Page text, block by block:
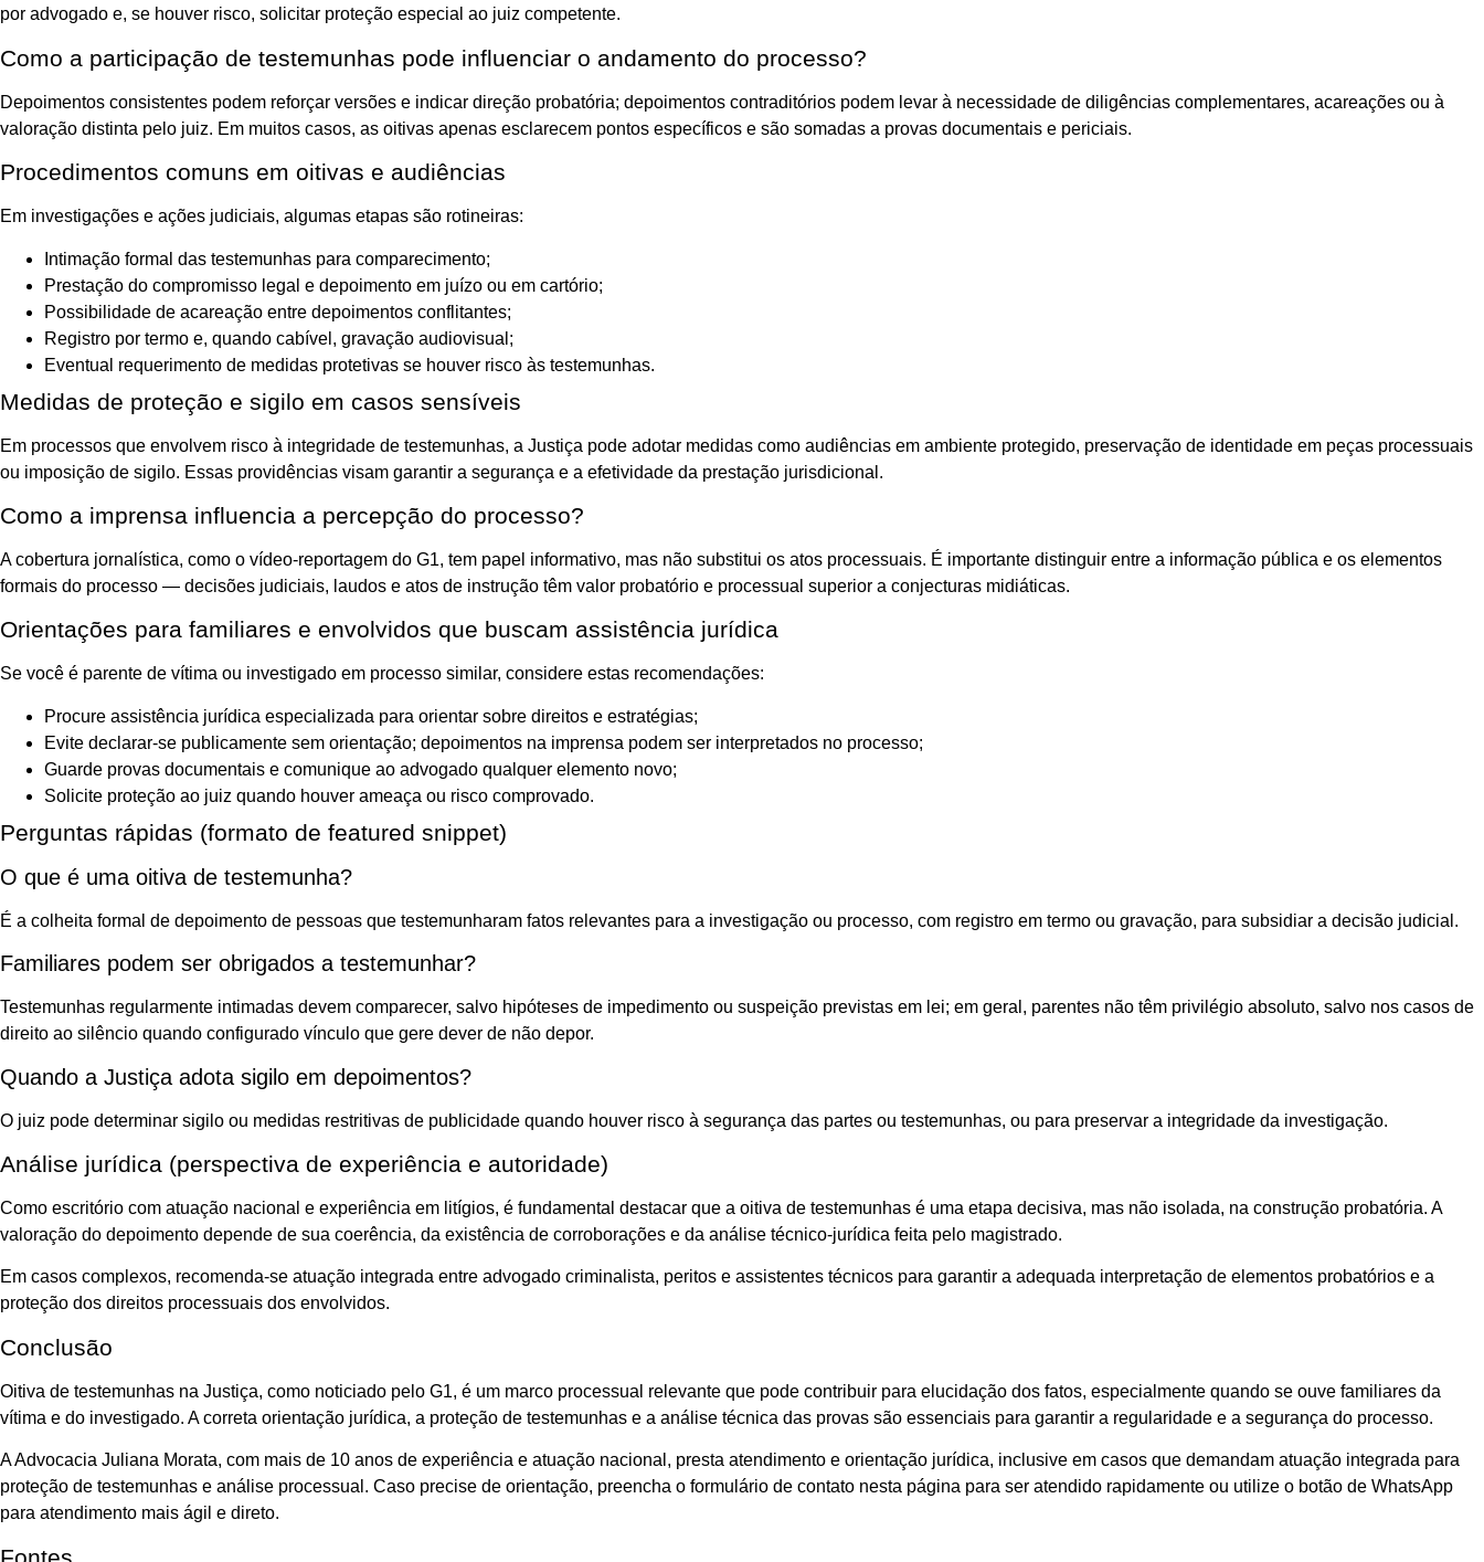
por advogado e, se houver risco, solicitar proteção especial ao juiz competente.
Como a participação de testemunhas pode influenciar o andamento do processo?
Depoimentos consistentes podem reforçar versões e indicar direção probatória; depoimentos contraditórios podem levar à necessidade de diligências complementares, acareações ou à
valoração distinta pelo juiz. Em muitos casos, as oitivas apenas esclarecem pontos específicos e são somadas a provas documentais e periciais.
Procedimentos comuns em oitivas e audiências
Em investigações e ações judiciais, algumas etapas são rotineiras:
Intimação formal das testemunhas para comparecimento;
Prestação do compromisso legal e depoimento em juízo ou em cartório;
Possibilidade de acareação entre depoimentos conflitantes;
Registro por termo e, quando cabível, gravação audiovisual;
Eventual requerimento de medidas protetivas se houver risco às testemunhas.
Medidas de proteção e sigilo em casos sensíveis
Em processos que envolvem risco à integridade de testemunhas, a Justiça pode adotar medidas como audiências em ambiente protegido, preservação de identidade em peças processuais
ou imposição de sigilo. Essas providências visam garantir a segurança e a efetividade da prestação jurisdicional.
Como a imprensa influencia a percepção do processo?
A cobertura jornalística, como o vídeo-reportagem do G1, tem papel informativo, mas não substitui os atos processuais. É importante distinguir entre a informação pública e os elementos
formais do processo — decisões judiciais, laudos e atos de instrução têm valor probatório e processual superior a conjecturas midiáticas.
Orientações para familiares e envolvidos que buscam assistência jurídica
Se você é parente de vítima ou investigado em processo similar, considere estas recomendações:
Procure assistência jurídica especializada para orientar sobre direitos e estratégias;
Evite declarar-se publicamente sem orientação; depoimentos na imprensa podem ser interpretados no processo;
Guarde provas documentais e comunique ao advogado qualquer elemento novo;
Solicite proteção ao juiz quando houver ameaça ou risco comprovado.
Perguntas rápidas (formato de featured snippet)
O que é uma oitiva de testemunha?
É a colheita formal de depoimento de pessoas que testemunharam fatos relevantes para a investigação ou processo, com registro em termo ou gravação, para subsidiar a decisão judicial.
Familiares podem ser obrigados a testemunhar?
Testemunhas regularmente intimadas devem comparecer, salvo hipóteses de impedimento ou suspeição previstas em lei; em geral, parentes não têm privilégio absoluto, salvo nos casos de
direito ao silêncio quando configurado vínculo que gere dever de não depor.
Quando a Justiça adota sigilo em depoimentos?
O juiz pode determinar sigilo ou medidas restritivas de publicidade quando houver risco à segurança das partes ou testemunhas, ou para preservar a integridade da investigação.
Análise jurídica (perspectiva de experiência e autoridade)
Como escritório com atuação nacional e experiência em litígios, é fundamental destacar que a oitiva de testemunhas é uma etapa decisiva, mas não isolada, na construção probatória. A
valoração do depoimento depende de sua coerência, da existência de corroborações e da análise técnico-jurídica feita pelo magistrado.
Em casos complexos, recomenda-se atuação integrada entre advogado criminalista, peritos e assistentes técnicos para garantir a adequada interpretação de elementos probatórios e a
proteção dos direitos processuais dos envolvidos.
Conclusão
Oitiva de testemunhas na Justiça, como noticiado pelo G1, é um marco processual relevante que pode contribuir para elucidação dos fatos, especialmente quando se ouve familiares da
vítima e do investigado. A correta orientação jurídica, a proteção de testemunhas e a análise técnica das provas são essenciais para garantir a regularidade e a segurança do processo.
A Advocacia Juliana Morata, com mais de 10 anos de experiência e atuação nacional, presta atendimento e orientação jurídica, inclusive em casos que demandam atuação integrada para
proteção de testemunhas e análise processual. Caso precise de orientação, preencha o formulário de contato nesta página para ser atendido rapidamente ou utilize o botão de WhatsApp
para atendimento mais ágil e direto.
Fontes